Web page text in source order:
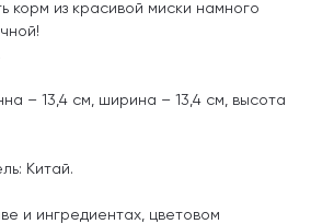
корм из красивой миски намного
– 13,4 см, ширина – 13,4 см, высота
Китай.
и ингредиентах, цветовом